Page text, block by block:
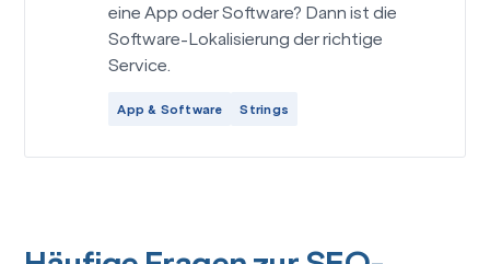
eine App oder Software? Dann ist die
Software-Lokalisierung der richtige
Service.
App & Software Strings